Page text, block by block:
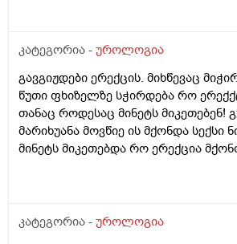
კატეგორია - უროლოგია
გავგიჟდები ერექცის. მიხწევაც
წუთი ფხიზელზე სჭირდება რო
თანაც როდესაც მინეტს მიკეთებენ!
მარიხუანა მოვწიე ის მქონდა სექსი
მინეტს მიკეთებდა რო ერექცია
ერექცია მაგრამ გავგიჟდი
კატეგორია - უროლოგია